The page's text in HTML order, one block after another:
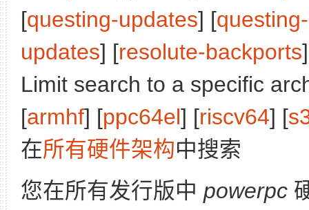
[questing-updates] [
updates] [resolute-backports
Limit search to a specific
[armhf] [ppc64el] [riscv64] [
在所有硬件架构中搜索
您在所有发行版中 powerpc